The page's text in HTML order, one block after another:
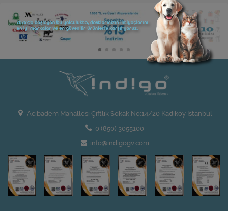
Acıbadem Mahallesi Çiftlik Sokak No:14/20 Kadıköy İstanbul
0 (850) 3055100
info@indigogv.com